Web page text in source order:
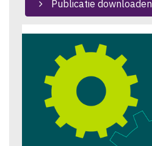
Publicatie downloaden